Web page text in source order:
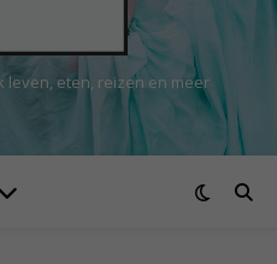
leven, eten, reizen en meer